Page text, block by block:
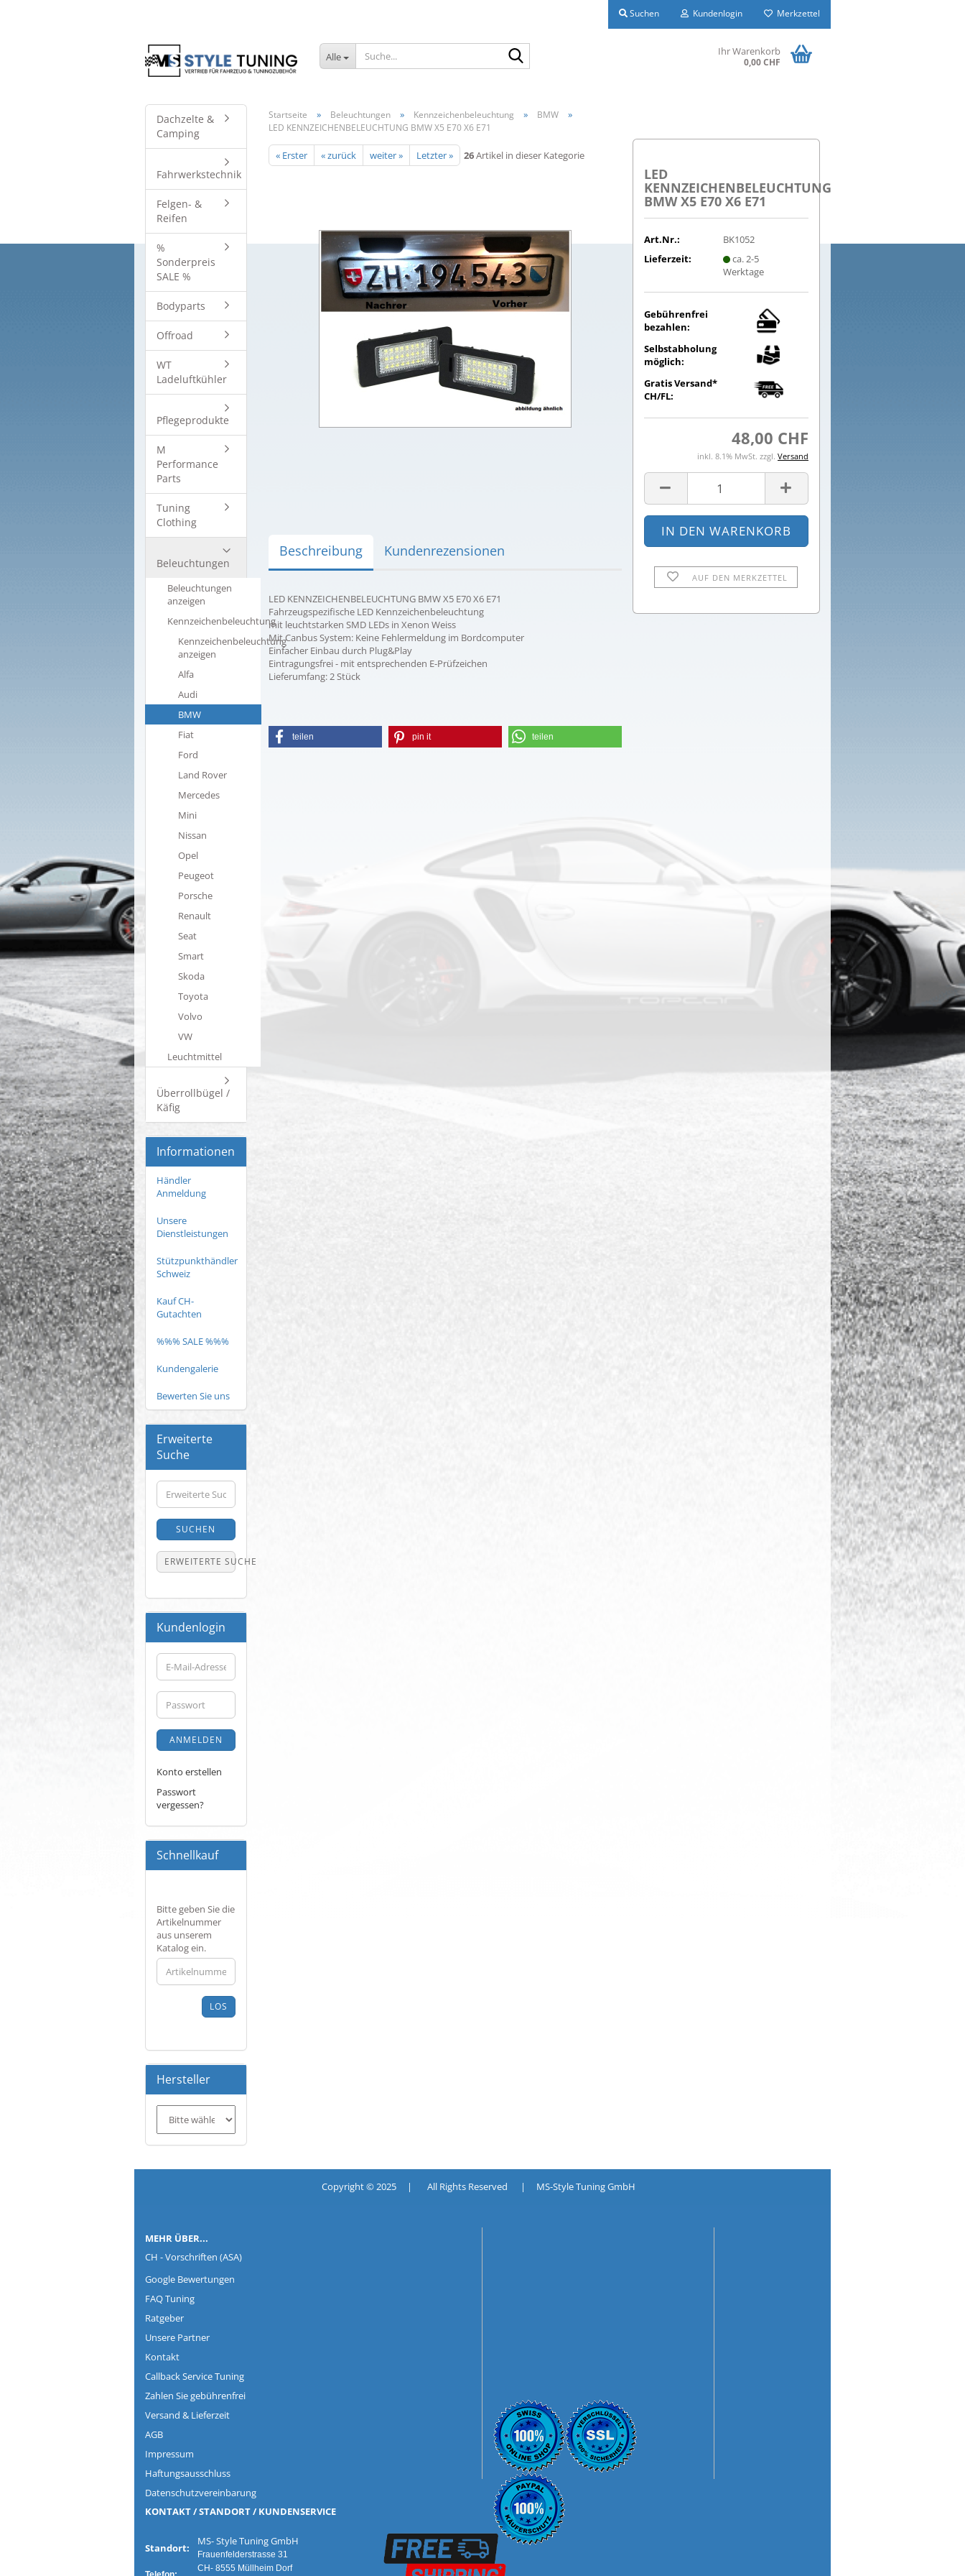
Suchen Kundenlogin Merkzettel
Alle Ihr Warenkorb
0,00 CHF
Startseite » Beleuchtungen » Kennzeichenbeleuchtung » BMW »
LED KENNZEICHENBELEUCHTUNG BMW X5 E70 X6 E71
« Erster « zurück weiter » Letzter » 26Artikel in dieser Kategorie
LED
KENNZEICHENBELEUCHTUNG
BMW X5 E70 X6 E71
Art.Nr.:
BK1052
Lieferzeit:
ca. 2-5
Werktage
Gebührenfrei
bezahlen:
Selbstabholung
möglich:
Gratis Versand*
CH/FL:
48,00 CHF
inkl. 8.1% MwSt. zzgl. Versand
AUF DEN MERKZETTEL
Beschreibung Kundenrezensionen
LED KENNZEICHENBELEUCHTUNG BMW X5 E70 X6 E71
Fahrzeugspezifische LED Kennzeichenbeleuchtung
mit leuchtstarken SMD LEDs in Xenon Weiss
Mit Canbus System: Keine Fehlermeldung im Bordcomputer
Einfacher Einbau durch Plug&Play
Eintragungsfrei - mit entsprechenden E-Prüfzeichen
Lieferumfang: 2 Stück
teilen pin it teilen
Dachzelte &
Camping
Fahrwerkstechnik
Felgen- &
Reifen
%
Sonderpreis
SALE %
Bodyparts
Offroad
WT
Ladeluftkühler
Pflegeprodukte
M
Performance
Parts
Tuning
Clothing
Beleuchtungen
Beleuchtungen
anzeigen
Kennzeichenbeleuchtung
Kennzeichenbeleuchtung
anzeigen
Alfa
Audi
BMW
Fiat
Ford
Land Rover
Mercedes
Mini
Nissan
Opel
Peugeot
Porsche
Renault
Seat
Smart
Skoda
Toyota
Volvo
VW
Leuchtmittel
Überrollbügel /
Käfig
Informationen
Händler
Anmeldung
Unsere
Dienstleistungen
Stützpunkthändler
Schweiz
Kauf CH-
Gutachten
%%% SALE %%%
Kundengalerie
Bewerten Sie uns
Erweiterte
Suche
Erweiterte
Suche
SUCHEN
ERWEITERTE SUCHE
Kundenlogin
E-
Mail-
Adresse
Passwort
ANMELDEN
Konto erstellen
Passwort
vergessen?
Schnellkauf
BITTE
GEBEN
SIE
DIE
ARTIKELNUMMER
AUS
UNSEREM
Bitte geben Sie die
Artikelnummer
aus unserem
Katalog ein.
LOS
Hersteller
Copyright © 2025 | All Rights Reserved | MS-Style Tuning GmbH
MEHR ÜBER...
CH - Vorschriften (ASA)
Google Bewertungen
FAQ Tuning
Ratgeber
Unsere Partner
Kontakt
Callback Service Tuning
Zahlen Sie gebührenfrei
Versand & Lieferzeit
AGB
Impressum
Haftungsausschluss
Datenschutzvereinbarung
KONTAKT / STANDORT / KUNDENSERVICE
Standort:
MS- Style Tuning GmbH
Frauenfelderstrasse 31
CH- 8555 Müllheim Dorf